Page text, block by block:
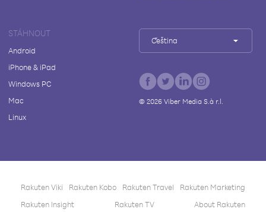
STÁHNOUT
Android
iPhone & iPad
Windows PC
Mac
Linux
Čeština
© 2026Viber Media S.à r.l.
Rakuten Viki Rakuten Kobo Rakuten Travel
Rakuten Marketing
Rakuten Insight
Rakuten TV About Rakuten